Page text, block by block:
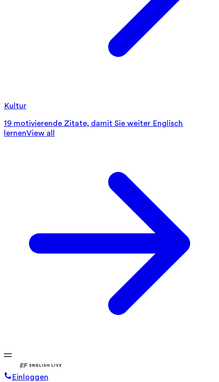
Kultur
19 motivierende Zitate, damit Sie weiter Englisch
lernenView all
Einloggen